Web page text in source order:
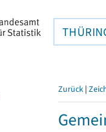
Zurück |